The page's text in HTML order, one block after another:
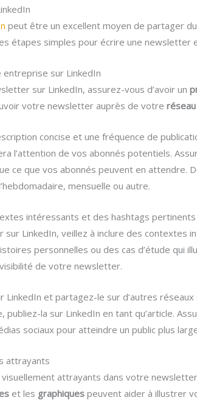
peut être un excellent moyen de partager
étapes simples pour écrire une newsletter
entreprise sur LinkedIn
sur LinkedIn, assurez-vous d’avoir un
votre newsletter auprès de votre
concise et une fréquence de
l’attention de vos abonnés potentiels.
ce que vos abonnés peuvent en attendre.
mensuelle ou autre.
intéressants et des hashtags pertinents
LinkedIn, veillez à inclure des contextes
personnelles ou des cas d’étude qui
de votre newsletter.
et partagez-le sur d’autres réseaux
la sur LinkedIn en tant qu’article.
sociaux pour atteindre un public plus
attrayants
visuellement attrayants dans votre
et les graphiques peuvent aider à illustrer